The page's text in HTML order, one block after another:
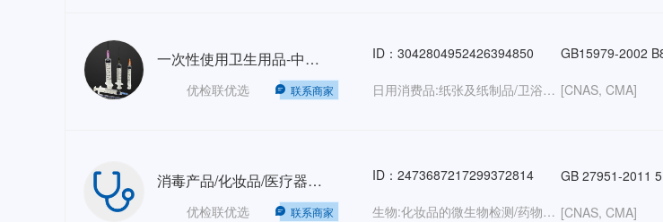
一次性使用卫生用品-中和剂鉴定试验-GB
优检联优选 联系商家
ID：3042804952426394850
日用消费品:纸张及纸制品/卫浴产品/纺织品及有关制品/劳保用品;生物;化学;医疗器械;卫生检疫; [CNAS, CMA]
消毒产品/化妆品/医疗器械/一次性卫生用品-皮肤光变态反应试验
优检联优选 联系商家
ID：2473687217299372814
生物:化妆品的微生物检测/药物和生物制品的微生物检测/工作场所卫生学方面的微生物检测;化学:消毒产品/化妆品;医疗器械:通用器械/手术器械/医用材料/医学检验仪器及试剂/植入材料和人工器官/口腔科设备及材料/介入器材/中医器械/消毒灭菌器材;卫生检疫:病毒学/免疫学; [CNAS, CMA]